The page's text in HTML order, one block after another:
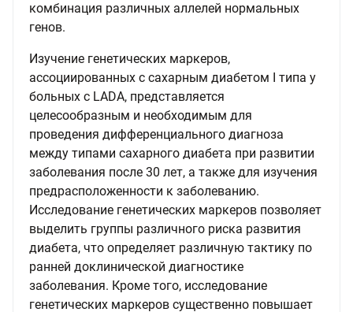
комбинация различных аллелей нормальных
генов.
Изучение генетических маркеров,
ассоциированных с сахарным диабетом I типа у
больных с LADA, представляется
целесообразным и необходимым для
проведения дифференциального диагноза
между типами сахарного диабета при развитии
заболевания после 30 лет, а также для изучения
предрасположенности к заболеванию.
Исследование генетических маркеров позволяет
выделить группы различного риска развития
диабета, что определяет различную тактику по
ранней доклинической диагностике
заболевания. Кроме того, исследование
генетических маркеров существенно повышает